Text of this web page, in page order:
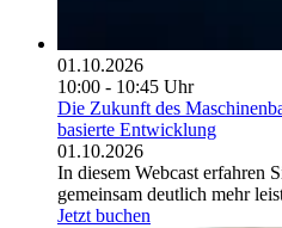
01.10.2026
10:00 - 10:45 Uhr
Die Zukunft des
basierte Entwicklung
01.10.2026
In diesem Webcast erfahren
gemeinsam deutlich mehr
Jetzt buchen